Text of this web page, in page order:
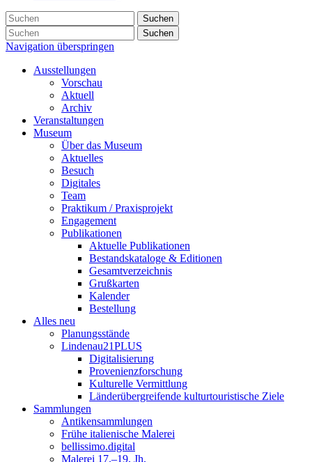
Suchen
Suchen
Navigation überspringen
Ausstellungen
Vorschau
Aktuell
Archiv
Veranstaltungen
Museum
Über das Museum
Aktuelles
Besuch
Digitales
Team
Praktikum / Praxisprojekt
Engagement
Publikationen
Aktuelle Publikationen
Bestandskataloge & Editionen
Gesamtverzeichnis
Grußkarten
Kalender
Bestellung
Alles neu
Planungsstände
Lindenau21PLUS
Digitalisierung
Provenienzforschung
Kulturelle Vermittlung
Länderübergreifende kulturtouristische Ziele
Sammlungen
Antikensammlungen
Frühe italienische Malerei
bellissimo.digital
Malerei 17.–19. Jh.